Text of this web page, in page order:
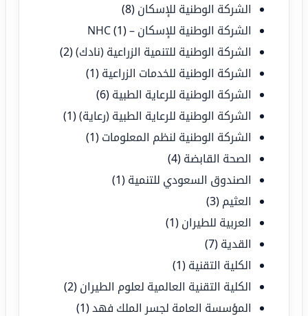
الشركة الوطنية للإسكان (8)
الشركة الوطنية للإسكان – NHC(1)
الشركة الوطنية للتنمية الزراعية (نادك)(2)
الشركة الوطنية للخدمات الزراعية (1)
الشركة الوطنية للرعاية الطبية (6)
الشركة الوطنية للرعاية الطبية (رعاية)(1)
الشركة الوطنية لنظم المعلومات (1)
الصحة القابضة (4)
الصندوق السعودي للتنمية (1)
العثيم (3)
العربية للطيران (1)
القدية (7)
الكلية التقنية (1)
الكلية التقنية العالمية لعلوم الطيران (2)
المؤسسة العامة لجسر الملك فهد(1)